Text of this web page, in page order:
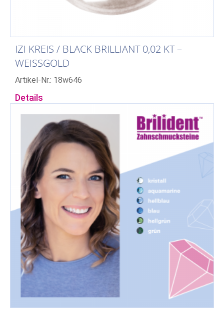
IZI KREIS / BLACK BRILLIANT 0,02 KT –
WEISSGOLD
Artikel-Nr.: 18w646
Details